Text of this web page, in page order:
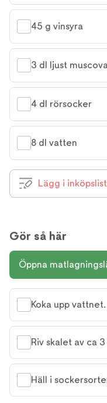
45 g vinsyra
3 dl ljust
4 dl rörsocker
8 dl vatten
Lägg i
Gör så här
Öppna
Koka upp vattnet.
Riv skalet av ca
Häll i